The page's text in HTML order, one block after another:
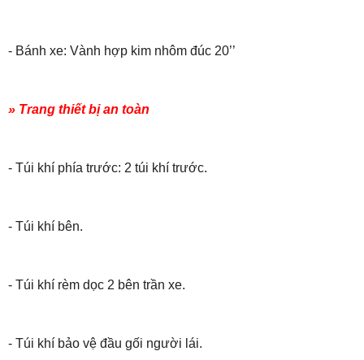
- Bánh xe: Vành hợp kim nhôm đúc 20’’
» Trang thiết bị an toàn
- Túi khí phía trước: 2 túi khí trước.
- Túi khí bên.
- Túi khí rèm dọc 2 bên trần xe.
- Túi khí bảo vệ đầu gối người lái.